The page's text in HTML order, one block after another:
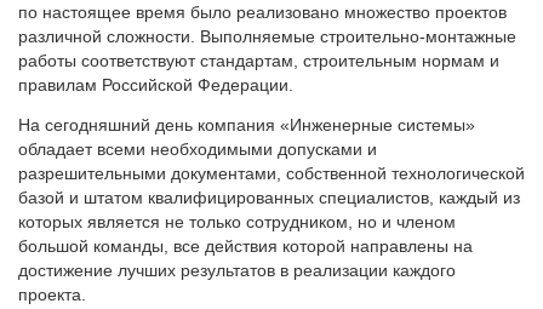
по настоящее время было реализовано множество проектов
различной сложности. Выполняемые строительно-монтажные
работы соответствуют стандартам, строительным нормам и
правилам Российской Федерации.
На сегодняшний день компания «Инженерные системы»
обладает всеми необходимыми допусками и
разрешительными документами, собственной технологической
базой и штатом квалифицированных специалистов, каждый из
которых является не только сотрудником, но и членом
большой команды, все действия которой направлены на
достижение лучших результатов в реализации каждого
проекта.